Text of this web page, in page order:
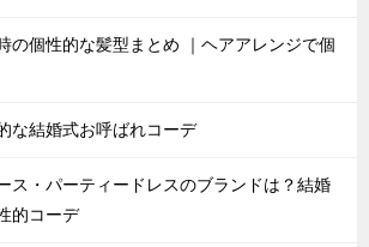
の個性的な髪型まとめ ｜ヘアアレンジで個
な結婚式お呼ばれコーデ
ス・パーティードレスのブランドは？結婚
的コーデ